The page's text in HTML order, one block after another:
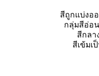
สีถูกแบ่งอ
กลุ่มสีอ่อน
สีกลา
สีเข้มเ